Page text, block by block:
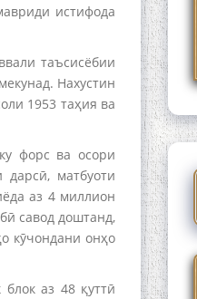
истифода
таъсисёбии
Нахустин
1953 таҳия ва
форс ва осори
матбуоти
аз 4 миллион
савод доштанд,
кӯчондани онҳо
аз 48 қуттӣ